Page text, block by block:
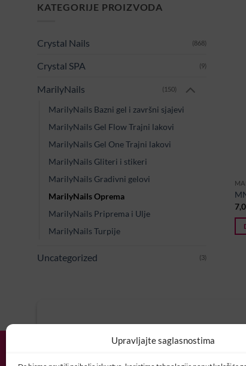
Upravljajte saglasnostima
KATEGORIJE PROIZVODA
Crystal Nails (868)
Crystal SPA (9)
MarilyNails (150)
MarilyNails Bazni gel i završni sjajevi
MarilyNails Gel Flow Trajni lakovi
MarilyNails Gel One Trajni lakovi
MarilyNails Gliteri i stikeri
MarilyNails Gradivni gelovi
MarilyNails Oprema
MarilyNails Priprema i Ulje
MarilyNails Turpije
Uncategorized (3)
Vaš CV i motivaciono pismo